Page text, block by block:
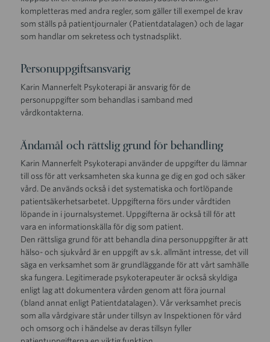
kompletteras med andra regler, som gäller till exempel de krav
som ställs på patientjournaler (Patientdatalagen) och de lagar
som handlar om sekretess och tystnadsplikt.
Personuppgiftsansvarig
Karin Mannerfelt Psykoterapi är ansvarig för de
personuppgifter som behandlas i samband med
vårdkontakterna.
Ändamål och rättslig grund för behandling
Karin Mannerfelt Psykoterapi använder de uppgifter du lämnar
till oss för att verksamheten ska kunna ge dig en god och säker
vård. De används också i det systematiska och fortlöpande
patientsäkerhetsarbetet. Uppgifterna förs under vårdtiden
löpande in i journalsystemet. Uppgifterna är också till för att
vara en informationskälla för dig som patient.
Den rättsliga grund för att behandla dina personuppgifter är att
hälso- och sjukvård är en uppgift av s.k. allmänt intresse, det vill
säga en verksamhet som är grundläggande för att vårt samhälle
ska fungera. Legitimerade psykoterapeuter är också skyldiga
enligt lag att dokumentera vården genom att föra journal
(bland annat enligt Patientdatalagen). Vår verksamhet precis
som alla vårdgivare står under tillsyn av Inspektionen för vård
och omsorg och i händelse av deras tillsyn fyller